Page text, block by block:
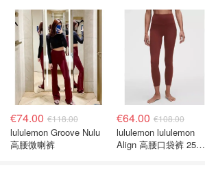
€74.00 €118.00
lululemon Groove Nulu
高腰微喇裤
€64.00 €108.00
lululemon lululemon
Align 高腰口袋裤 25英